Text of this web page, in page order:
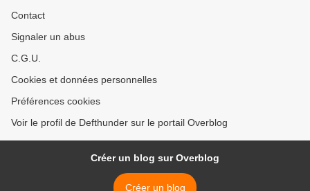
Contact
Signaler un abus
C.G.U.
Cookies et données personnelles
Préférences cookies
Voir le profil de Defthunder sur le portail Overblog
Créer un blog sur Overblog
Créer un blog